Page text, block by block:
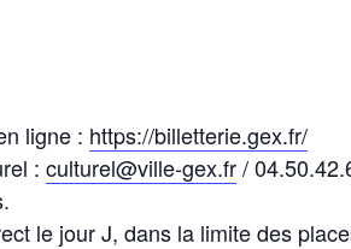
ligne : https://billetterie.gex.fr/
: culturel@ville-gex.fr/
le jour J, dans la limite des